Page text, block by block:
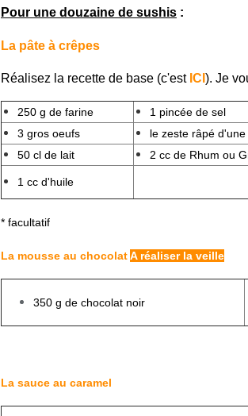
Pour une douzaine de sushis :
La pâte à crêpes
Réalisez la recette de base (c'est ICI ). Je
250 g de farine
1 pincée de sel
3 gros oeufs
le zeste râpé
50 cl de lait
2 cc de Rhum ou
1 cc d'huile
* facultatif
La mousse au chocolatA réaliser la veille
350 g de chocolat noir
La sauce au caramel